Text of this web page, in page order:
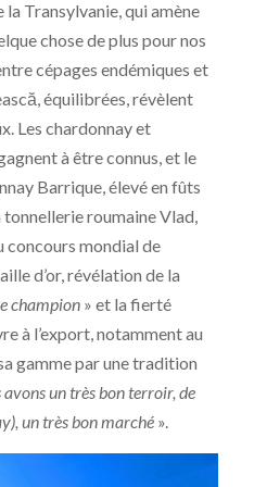
Transylvanie, qui amène
chose de plus pour nos
cépages endémiques et
équilibrées, révèlent
Les chardonnay et
à être connus, et le
Barrique, élevé en fûts
roumaine Vlad,
concours mondial de
d’or, révélation de la
champion» et la fierté
à l’export, notamment au
gamme par une tradition
avons un très bon terroir, de
un très bon marché».